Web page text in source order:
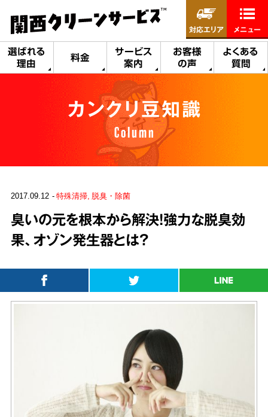
選ばれる
理由
料金
サービス
案内
お客様
の声
よくある
質問
対応エリア メニュー
カンクリ豆知識
Column
2017.09.12 特殊清掃 脱臭・除菌
臭いの元を根本から解決！強力な脱臭効
果、オゾン発生器とは？